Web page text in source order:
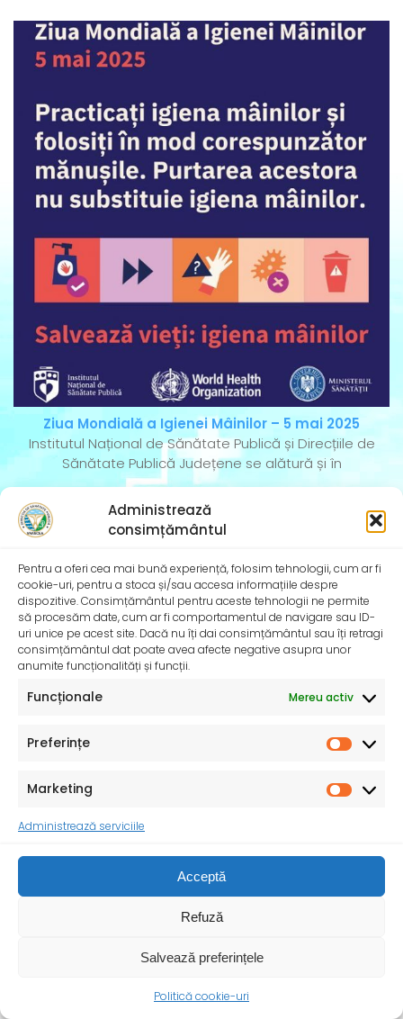
Administrează
consimțământul
Pentru a oferi cea mai bună experiență, folosim tehnologii, cum ar fi
cookie-uri, pentru a stoca și/sau accesa informațiile despre
dispozitive. Consimțământul pentru aceste tehnologii ne permite
să procesăm date, cum ar fi comportamentul de navigare sau ID-
uri unice pe acest site. Dacă nu îți dai consimțământul sau îți retragi
consimțământul dat poate avea afecte negative asupra unor
anumite funcționalități și funcții.
Funcționale Mereu activ
Preferințe
Marketing
Administrează serviciile
Acceptă
Refuză
Salvează preferințele
Politică cookie-uri
Ziua Mondială a Igienei Mâinilor – 5 mai 2025
Institutul Național de Sănătate Publică și Direcțiile de
Sănătate Publică Județene se alătură și în
desfășoară activități dedicate promovării și apărării